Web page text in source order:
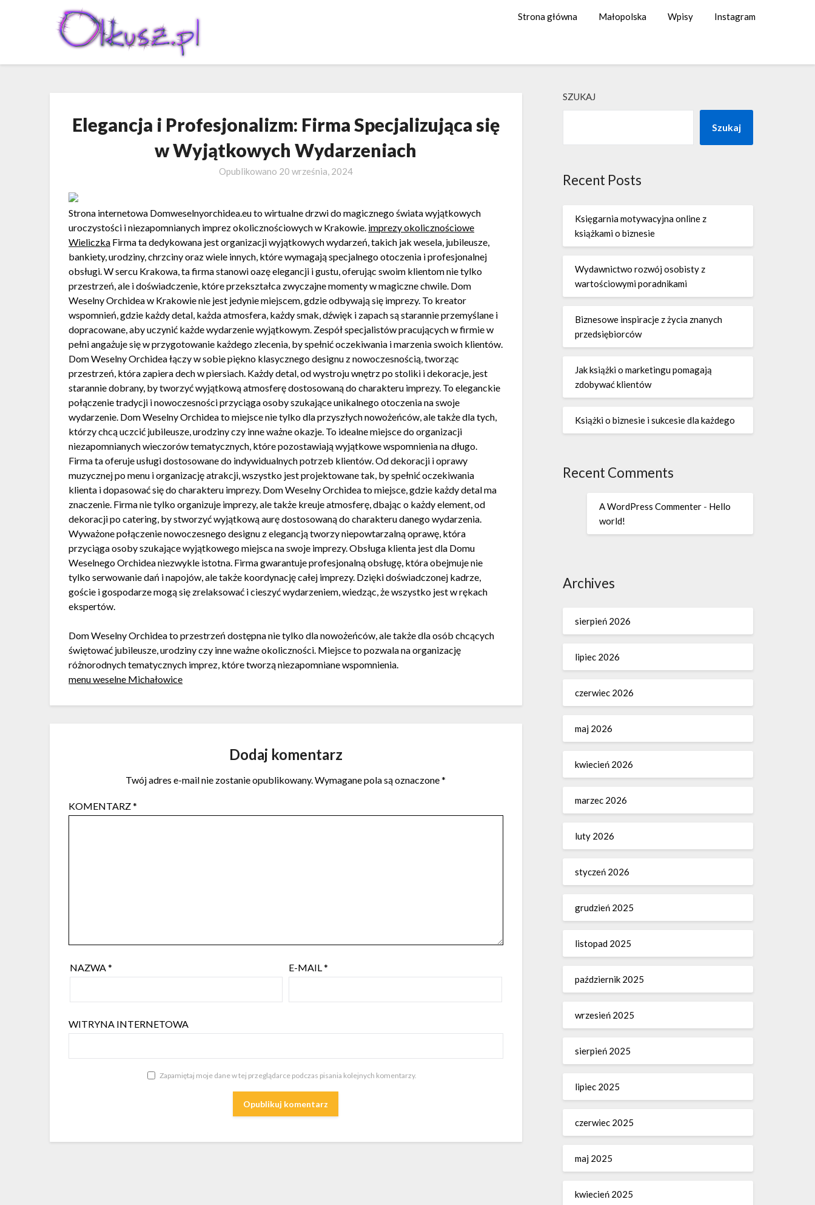
Strona główna Małopolska Wpisy Instagram
Elegancja i Profesjonalizm: Firma Specjalizująca się
w Wyjątkowych Wydarzeniach
Opublikowano 20 września, 2024
Strona internetowa Domweselnyorchidea.eu to wirtualne drzwi do magicznego świata wyjątkowych
uroczystości i niezapomnianych imprez okolicznościowych w Krakowie. imprezy okolicznościowe
Wieliczka Firma ta dedykowana jest organizacji wyjątkowych wydarzeń, takich jak wesela, jubileusze,
bankiety, urodziny, chrzciny oraz wiele innych, które wymagają specjalnego otoczenia i profesjonalnej
obsługi. W sercu Krakowa, ta firma stanowi oazę elegancji i gustu, oferując swoim klientom nie tylko
przestrzeń, ale i doświadczenie, które przekształca zwyczajne momenty w magiczne chwile. Dom
Weselny Orchidea w Krakowie nie jest jedynie miejscem, gdzie odbywają się imprezy. To kreator
wspomnień, gdzie każdy detal, każda atmosfera, każdy smak, dźwięk i zapach są starannie przemyślane i
dopracowane, aby uczynić każde wydarzenie wyjątkowym. Zespół specjalistów pracujących w firmie w
pełni angażuje się w przygotowanie każdego zlecenia, by spełnić oczekiwania i marzenia swoich klientów.
Dom Weselny Orchidea łączy w sobie piękno klasycznego designu z nowoczesnością, tworząc
przestrzeń, która zapiera dech w piersiach. Każdy detal, od wystroju wnętrz po stoliki i dekoracje, jest
starannie dobrany, by tworzyć wyjątkową atmosferę dostosowaną do charakteru imprezy. To eleganckie
połączenie tradycji i nowoczesności przyciąga osoby szukające unikalnego otoczenia na swoje
wydarzenie. Dom Weselny Orchidea to miejsce nie tylko dla przyszłych nowożeńców, ale także dla tych,
którzy chcą uczcić jubileusze, urodziny czy inne ważne okazje. To idealne miejsce do organizacji
niezapomnianych wieczorów tematycznych, które pozostawiają wyjątkowe wspomnienia na długo.
Firma ta oferuje usługi dostosowane do indywidualnych potrzeb klientów. Od dekoracji i oprawy
muzycznej po menu i organizację atrakcji, wszystko jest projektowane tak, by spełnić oczekiwania
klienta i dopasować się do charakteru imprezy. Dom Weselny Orchidea to miejsce, gdzie każdy detal ma
znaczenie. Firma nie tylko organizuje imprezy, ale także kreuje atmosferę, dbając o każdy element, od
dekoracji po catering, by stworzyć wyjątkową aurę dostosowaną do charakteru danego wydarzenia.
Wyważone połączenie nowoczesnego designu z elegancją tworzy niepowtarzalną oprawę, która
przyciąga osoby szukające wyjątkowego miejsca na swoje imprezy. Obsługa klienta jest dla Domu
Weselnego Orchidea niezwykle istotna. Firma gwarantuje profesjonalną obsługę, która obejmuje nie
tylko serwowanie dań i napojów, ale także koordynację całej imprezy. Dzięki doświadczonej kadrze,
goście i gospodarze mogą się zrelaksować i cieszyć wydarzeniem, wiedząc, że wszystko jest w rękach
ekspertów.
Dom Weselny Orchidea to przestrzeń dostępna nie tylko dla nowożeńców, ale także dla osób chcących
świętować jubileusze, urodziny czy inne ważne okoliczności. Miejsce to pozwala na organizację
różnorodnych tematycznych imprez, które tworzą niezapomniane wspomnienia.
menu weselne Michałowice
Dodaj komentarz
Twój adres e-mail nie zostanie opublikowany.Wymagane pola są oznaczone*
KOMENTARZ*
NAZWA* E-MAIL*
WITRYNA INTERNETOWA
Zapamiętaj moje dane w tej przeglądarce podczas pisania kolejnych komentarzy.
SZUKAJ
Szukaj
Recent Posts
Księgarnia motywacyjna online z
książkami o biznesie
Wydawnictwo rozwój osobisty z
wartościowymi poradnikami
Biznesowe inspiracje z życia znanych
przedsiębiorców
Jak książki o marketingu pomagają
zdobywać klientów
Książki o biznesie i sukcesie dla każdego
Recent Comments
A WordPress Commenter- Hello
world!
Archives
sierpień 2026
lipiec 2026
czerwiec 2026
maj 2026
kwiecień 2026
marzec 2026
luty 2026
styczeń 2026
grudzień 2025
listopad 2025
październik 2025
wrzesień 2025
sierpień 2025
lipiec 2025
czerwiec 2025
maj 2025
kwiecień 2025